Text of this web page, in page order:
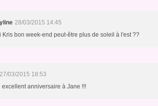
28/03/2015 14:45
Kris bon week-end peut-être plus de soleil à l'est ??
27/03/2015 18:53
anniversaire à Jane !!!